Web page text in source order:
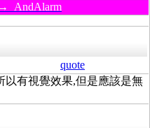
AndAlarm
quote
以有視覺效果,但是應該是無